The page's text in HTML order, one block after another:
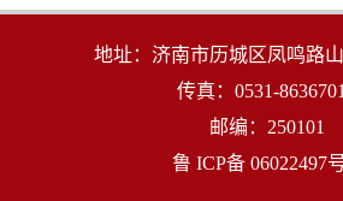
地址：济南市历城区凤鸣路
传真：0531-
邮编：250101
鲁 ICP备 06022497